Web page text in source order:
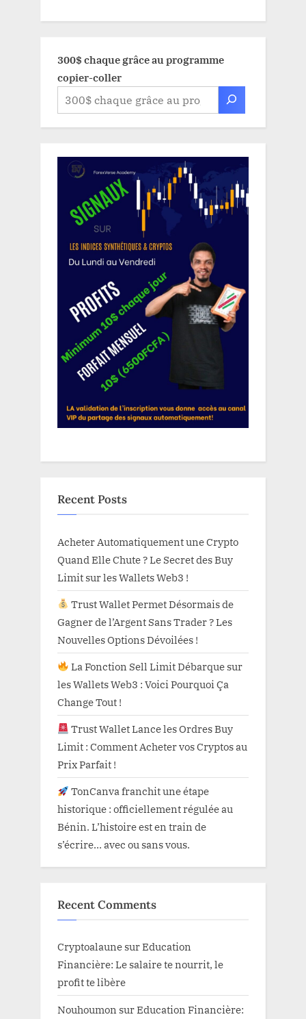
300$ chaque grâce au programme
copier-coller
Recent Posts
Acheter Automatiquement une Crypto
Quand Elle Chute ? Le Secret des Buy
Limit sur les Wallets Web3 !
Trust Wallet Permet Désormais de
Gagner de l’Argent Sans Trader ? Les
Nouvelles Options Dévoilées !
La Fonction Sell Limit Débarque sur
les Wallets Web3 : Voici Pourquoi Ça
Change Tout !
Trust Wallet Lance les Ordres Buy
Limit : Comment Acheter vos Cryptos au
Prix Parfait !
TonCanva franchit une étape
historique : officiellement régulée au
Bénin. L’histoire est en train de
s’écrire… avec ou sans vous.
Recent Comments
Cryptoalaune surEducation
Financière: Le salaire te nourrit, le
profit te libère
Nouhoumon surEducation Financière: